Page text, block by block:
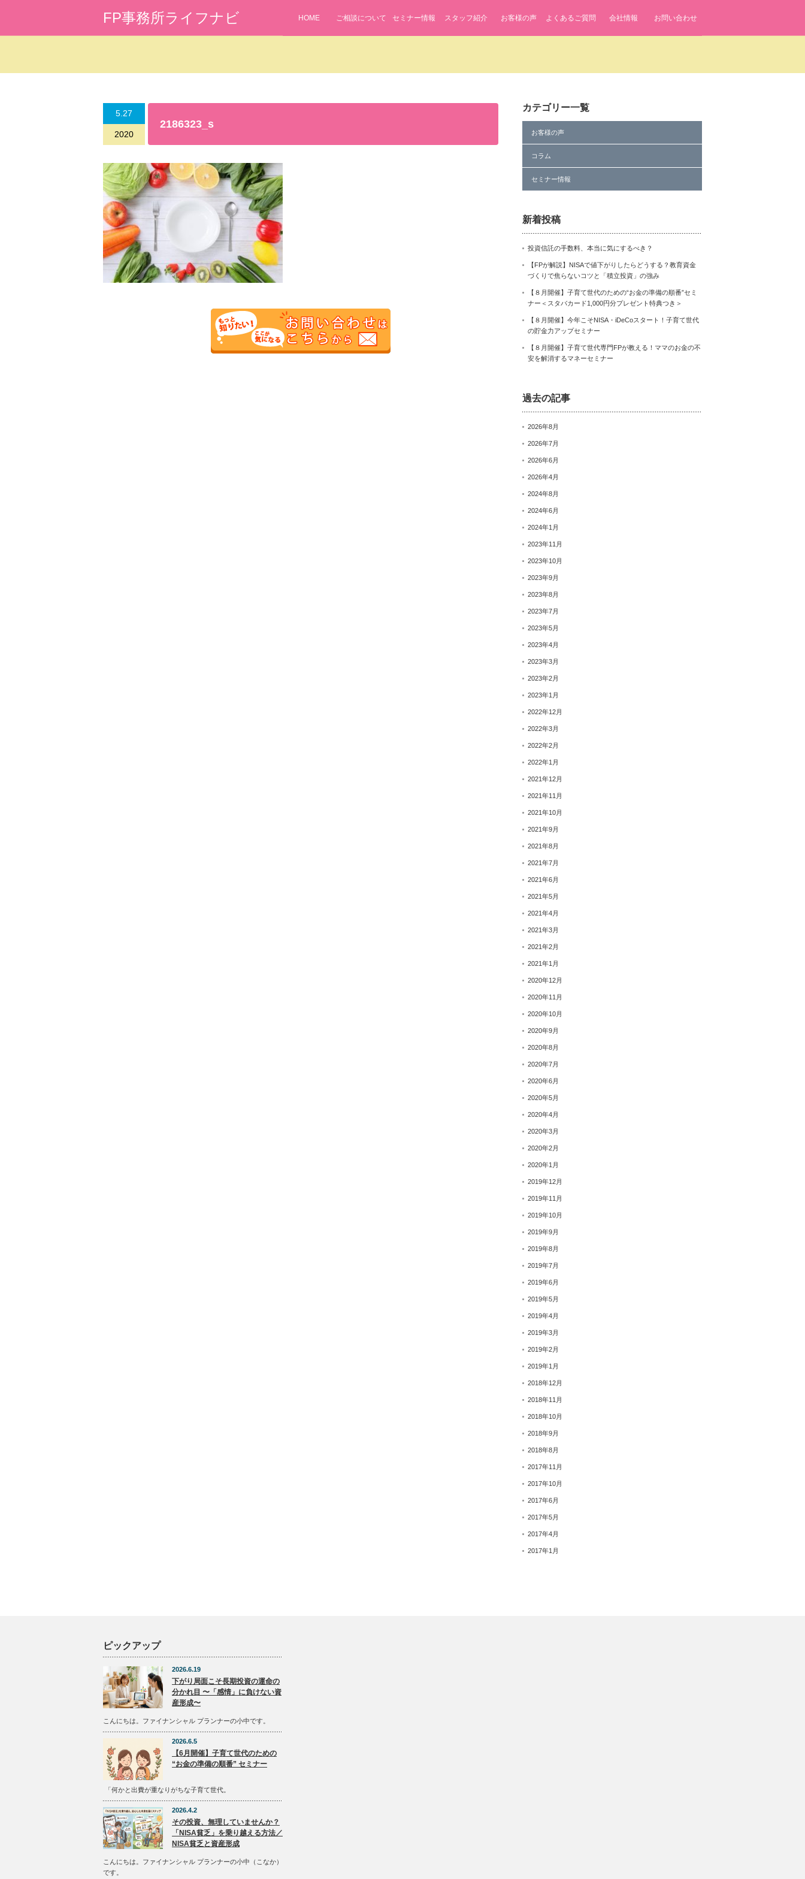
FP事務所ライフナビ HOME ご相談について セミナー情報 スタッフ紹介 お客様の声 よくあるご質問 会社情報 お問い合わせ
/home/lifenavi2024/public_html/wp-content/themes/lifenavi/single.php
5.27
2020
2186323_s
カテゴリー一覧
お客様の声
コラム
セミナー情報
新着投稿
投資信託の手数料、本当に気にするべき？
【FPが解説】NISAで値下がりしたらどうする？教育資金
づくりで焦らないコツと「積立投資」の強み
【８月開催】子育て世代のための“お金の準備の順番”セミ
ナー＜スタバカード1,000円分プレゼント特典つき＞
【８月開催】今年こそNISA・iDeCoスタート！子育て世代
の貯金力アップセミナー
【８月開催】子育て世代専門FPが教える！ママのお金の不
安を解消するマネーセミナー
過去の記事
2026年8月
2026年7月
2026年6月
2026年4月
2024年8月
2024年6月
2024年1月
2023年11月
2023年10月
2023年9月
2023年8月
2023年7月
2023年5月
2023年4月
2023年3月
2023年2月
2023年1月
2022年12月
2022年3月
2022年2月
2022年1月
2021年12月
2021年11月
2021年10月
2021年9月
2021年8月
2021年7月
2021年6月
2021年5月
2021年4月
2021年3月
2021年2月
2021年1月
2020年12月
2020年11月
2020年10月
2020年9月
2020年8月
2020年7月
2020年6月
2020年5月
2020年4月
2020年3月
2020年2月
2020年1月
2019年12月
2019年11月
2019年10月
2019年9月
2019年8月
2019年7月
2019年6月
2019年5月
2019年4月
2019年3月
2019年2月
2019年1月
2018年12月
2018年11月
2018年10月
2018年9月
2018年8月
2017年11月
2017年10月
2017年6月
2017年5月
2017年4月
2017年1月
ピックアップ
2026.6.19
下がり局面こそ長期投資の運命の
分かれ目 〜「感情」に負けない資
産形成〜
こんにちは。ファイナンシャル プランナーの小中です。
2026.6.5
【6月開催】子育て世代のための
“お金の準備の順番” セミナー
「何かと出費が重なりがちな子育て世代。
2026.4.2
その投資、無理していませんか？
「NISA貧乏」を乗り越える方法／
NISA貧乏と資産形成
こんにちは。ファイナンシャル プランナーの小中（こなか）
です。